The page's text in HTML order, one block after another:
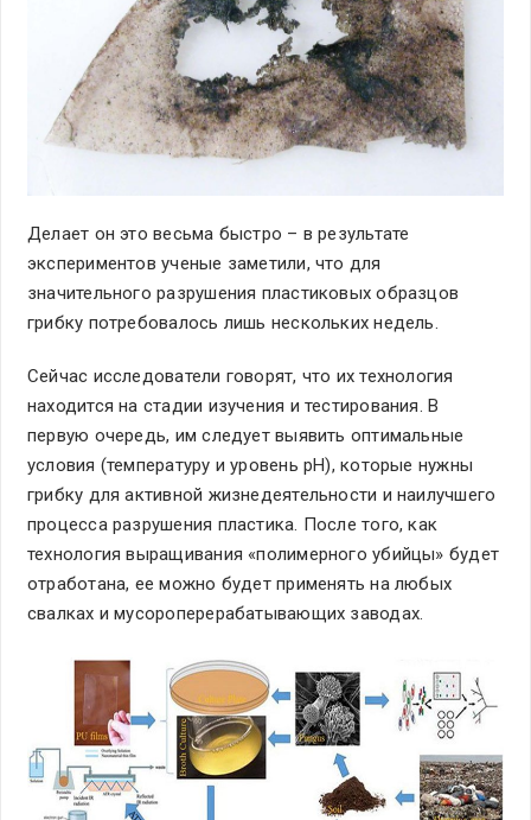
Делает он это весьма быстро – в результате
экспериментов ученые заметили, что для
значительного разрушения пластиковых образцов
грибку потребовалось лишь нескольких недель.
Сейчас исследователи говорят, что их технология
находится на стадии изучения и тестирования. В
первую очередь, им следует выявить оптимальные
условия (температуру и уровень рН), которые нужны
грибку для активной жизнедеятельности и наилучшего
процесса разрушения пластика. После того, как
технология выращивания «полимерного убийцы» будет
отработана, ее можно будет применять на любых
свалках и мусороперерабатывающих заводах.